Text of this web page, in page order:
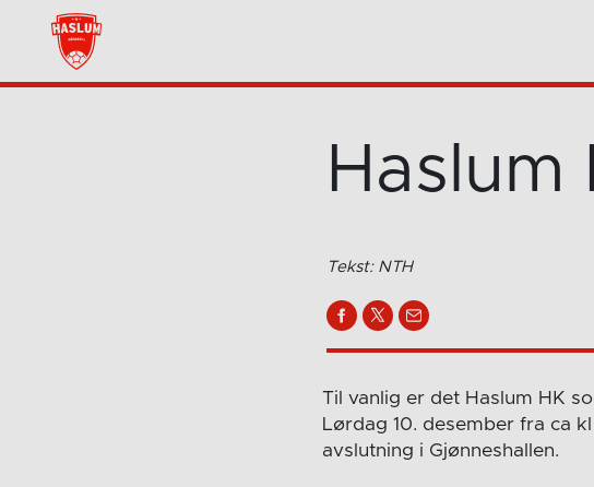
Haslum
Tekst: NTH
Til vanlig er det Haslum HK
Lørdag 10. desember fra ca
avslutning i Gjønneshallen.